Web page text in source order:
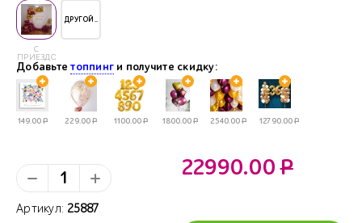
С
ПРИЕЗДОМ
ДРУГОЙ..
Добавьтетоппинг и получите скидку:
149.00Р 229.00Р 1100.00Р 1800.00Р 2540.00Р 12790.00Р
Артикул: 25887
22990.00 Р